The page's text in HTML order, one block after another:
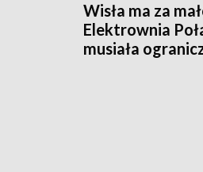
Wisła ma za
Elektrownia
musiała